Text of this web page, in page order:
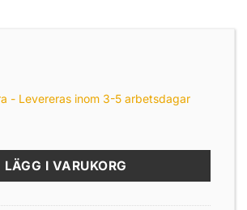
- Levereras inom 3-5 arbetsdagar
Finesse Spin 228 5-25g 2 Delat Haspel
LÄGG I VARUKORG